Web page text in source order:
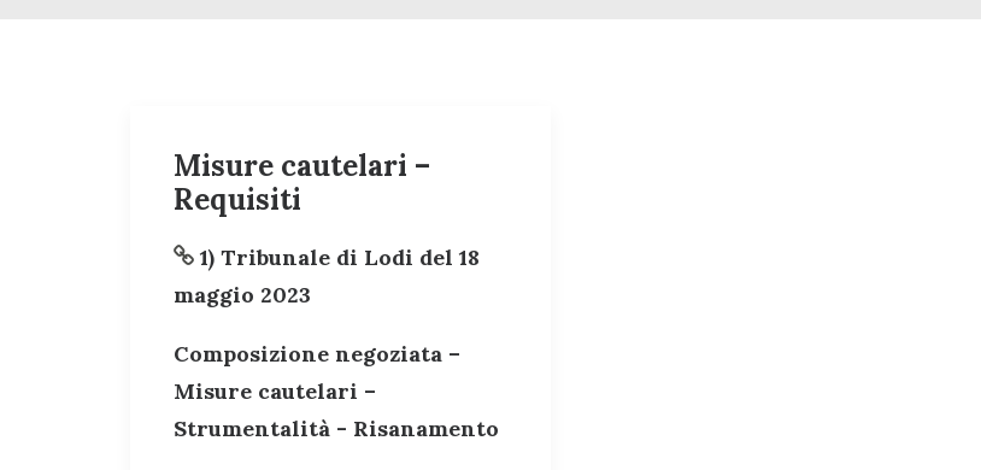
Misure cautelari –
Requisiti
1) Tribunale di Lodi del 18
maggio 2023
Composizione negoziata –
Misure cautelari –
Strumentalità - Risanamento